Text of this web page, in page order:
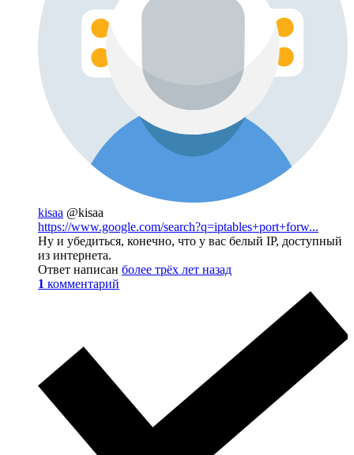
kisaa @kisaa
https://www.google.com/search?q=iptables+port+forw...
Ну и убедиться, конечно, что у вас белый IP, доступный
из интернета.
Ответ написан более трёх лет назад
1 комментарий